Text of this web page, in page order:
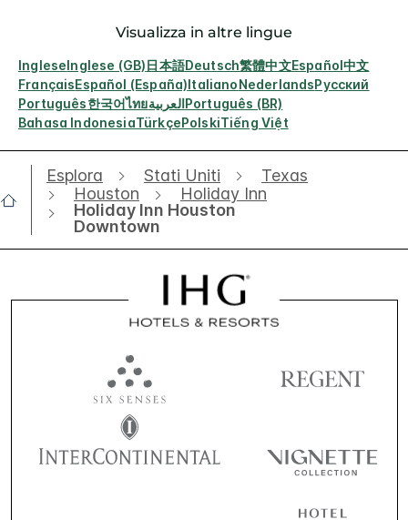
Visualizza in altre lingue
IngleseInglese (GB)日本語Deutsch繁體中文Español中文
FrançaisEspañol (España)ItalianoNederlandsРусский
Português한국어ไทยالعربيةPortuguês (BR)
Bahasa IndonesiaTürkçePolskiTiếng Việt
Esplora Stati Uniti
Texas
Houston
Holiday Inn
Holiday Inn Houston
Downtown